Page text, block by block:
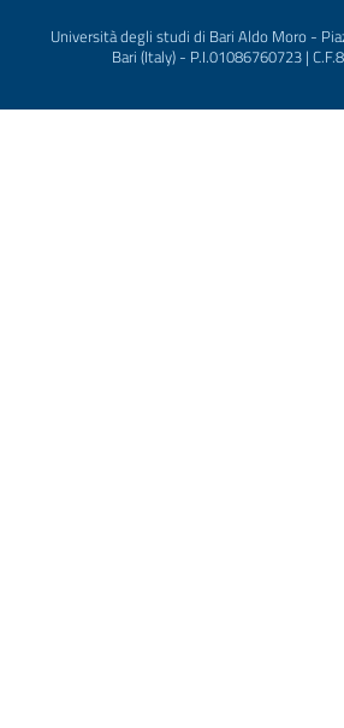
Università degli studi di Bari Aldo Moro -
Bari (Italy) - P.I.01086760723 |